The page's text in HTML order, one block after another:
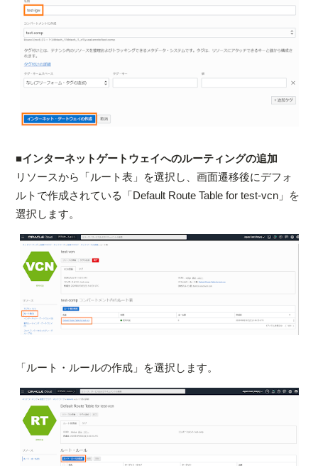
■インターネットゲートウェイへのルーティングの追加
リソースから「ルート表」を選択し、画面遷移後にデフォ
ルトで作成されている「Default Route Table for test-vcn」を
選択します。
「ルート・ルールの作成」を選択します。